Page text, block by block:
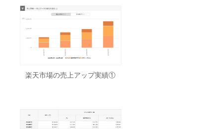
楽天市場の売上アップ実績①